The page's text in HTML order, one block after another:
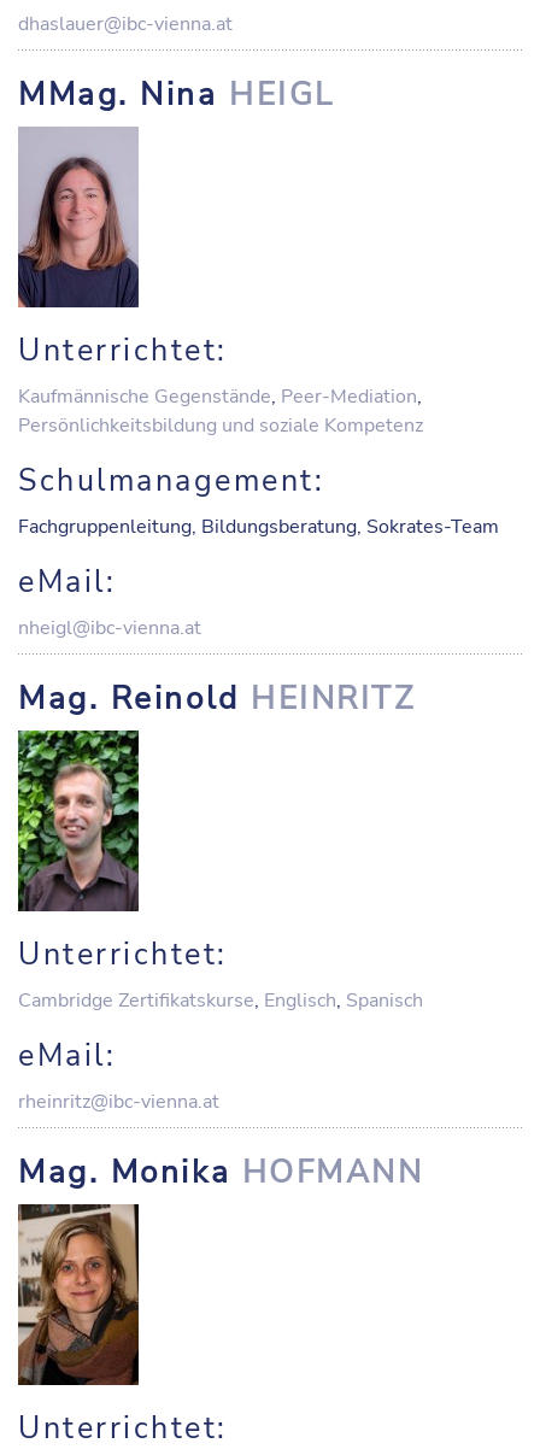
dhaslauer@ibc-vienna.at
MMag. Nina HEIGL
Unterrichtet:
Kaufmännische Gegenstände, Peer-Mediation,
Persönlichkeitsbildung und soziale Kompetenz
Schulmanagement:
Fachgruppenleitung, Bildungsberatung, Sokrates-Team
eMail:
nheigl@ibc-vienna.at
Mag. Reinold HEINRITZ
Unterrichtet:
Cambridge Zertifikatskurse, Englisch, Spanisch
eMail:
rheinritz@ibc-vienna.at
Mag. Monika HOFMANN
Unterrichtet: